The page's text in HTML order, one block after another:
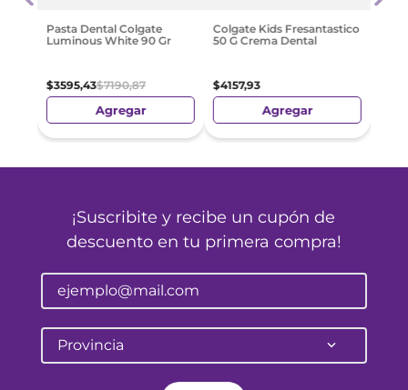
Pasta Dental Colgate
Luminous White 90 Gr
$3595,43$7190,87
Agregar
Colgate Kids Fresantastico
50 G Crema Dental
$4157,93
Agregar
¡Suscribite y recibe un cupón de
descuento en tu primera compra!
Provincia